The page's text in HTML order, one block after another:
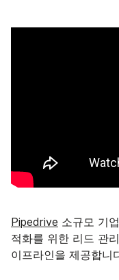
Pipedrive 소규모 기
적화를 위한 리드 관
이프라인을 제공합니